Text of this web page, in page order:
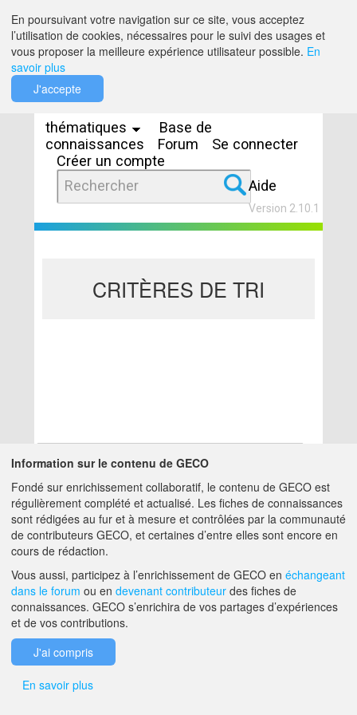
thématiques
Base de
connaissances
Forum
Se connecter
Créer un compte
Aide
Version 2.10.1
CRITÈRES DE TRI
Aucun résultat
A PROPOS DE GECO AIDE
F.A.Q. NOUS CONTACTER
En poursuivant votre navigation sur ce site, vous acceptez
l’utilisation de cookies, nécessaires pour le suivi des usages et
vous proposer la meilleure expérience utilisateur possible. En
savoir plus
J'accepte
Information sur le contenu de GECO
Fondé sur enrichissement collaboratif, le contenu de GECO est
régulièrement complété et actualisé. Les fiches de connaissances
sont rédigées au fur et à mesure et contrôlées par la communauté
de contributeurs GECO, et certaines d’entre elles sont encore en
cours de rédaction.
Vous aussi, participez à l’enrichissement de GECO en échangeant
dans le forum ou en devenant contributeur des fiches de
connaissances. GECO s’enrichira de vos partages d’expériences
et de vos contributions.
J'ai compris
En savoir plus